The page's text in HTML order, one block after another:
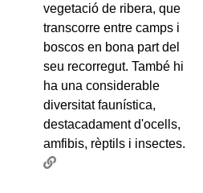
amfibis, rèptils i insectes.